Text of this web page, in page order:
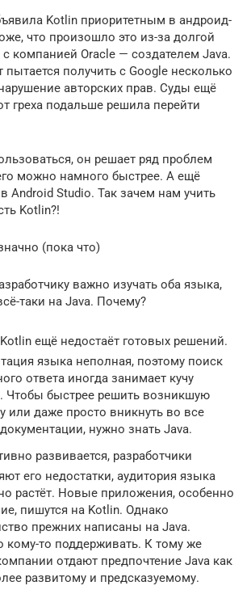
Kotlin приоритетным в андроид-
что произошло это из-за долгой
компанией Oracle — создателем Java.
пытается получить с Google несколько
авторских прав. Суды ещё
греха подальше решила перейти
он решает ряд проблем
можно намного быстрее. А ещё
Android Studio. Так зачем нам учить
Kotlin?!
(пока что)
важно изучать оба языка,
таки на Java. Почему?
ещё недостаёт готовых решений.
языка неполная, поэтому поиск
ответа иногда занимает кучу
Чтобы быстрее решить возникшую
или даже просто вникнуть во все
нужно знать Java.
развивается, разработчики
его недостатки, аудитория языка
растёт. Новые приложения, особенно
пишутся на Kotlin. Однако
прежних написаны на Java.
кому-то поддерживать. К тому же
отдают предпочтение Java как
развитому и предсказуемому.